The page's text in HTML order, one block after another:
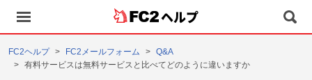
ヘルプ
FC2ヘルプ FC2メールフォーム
Q&A
有料サービスは無料サービスと比べてどのように違いますか